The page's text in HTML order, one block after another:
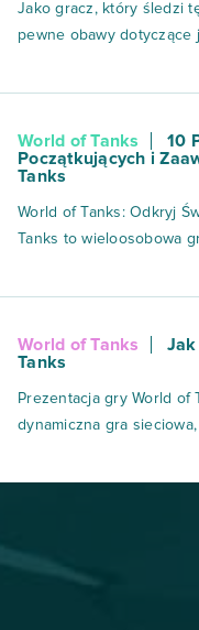
Jako gracz, który śledzi
pewne obawy dotyczące
skutecznie z zarządzan...
World of Tanks
10
Początkujących i
Tanks
World of Tanks: Odkryj
Tanks to wieloosobowa
wykorzystując taktykę,
World of Tanks
Jak
Tanks
Prezentacja gry World of
dynamiczna gra